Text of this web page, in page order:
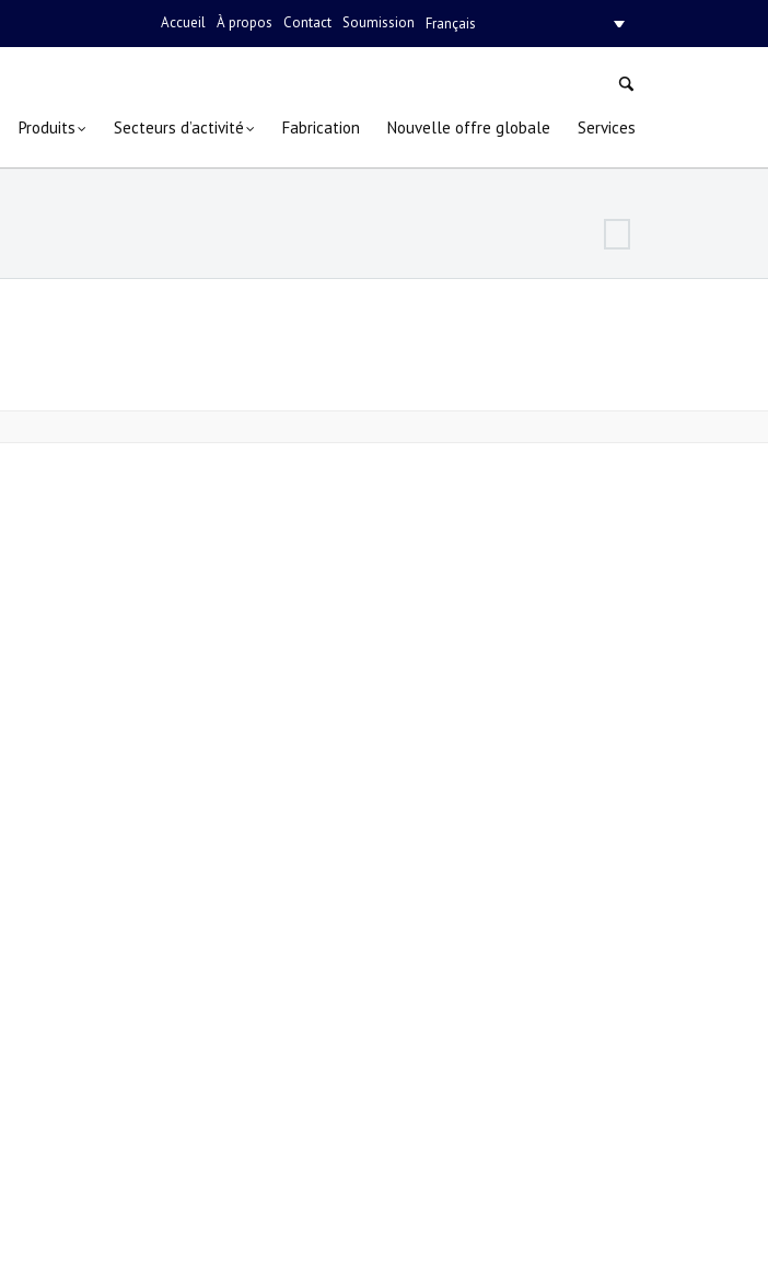
Accueil À propos Contact Soumission Français
Produits Secteurs d’activité Fabrication Nouvelle offre globale Services